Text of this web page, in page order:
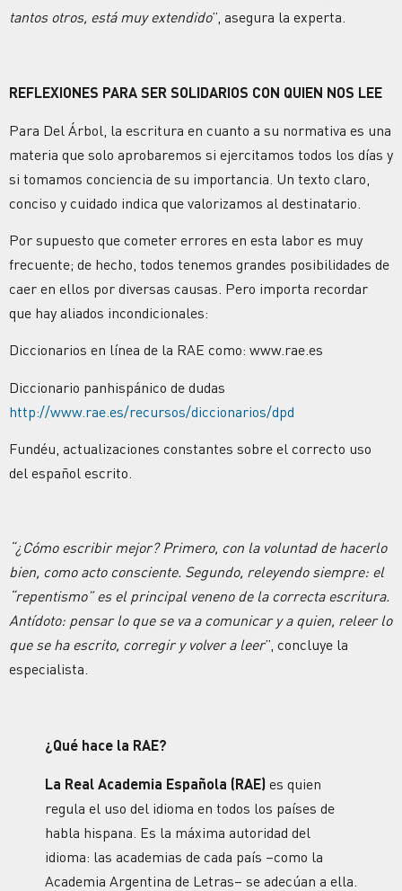
tantos otros, está muy extendido”, asegura la experta.
REFLEXIONES PARA SER SOLIDARIOS CON QUIEN NOS LEE
Para Del Árbol, la escritura en cuanto a su normativa es una
materia que solo aprobaremos si ejercitamos todos los días y
si tomamos conciencia de su importancia. Un texto claro,
conciso y cuidado indica que valorizamos al destinatario.
Por supuesto que cometer errores en esta labor es muy
frecuente; de hecho, todos tenemos grandes posibilidades de
caer en ellos por diversas causas. Pero importa recordar
que hay aliados incondicionales:
Diccionarios en línea de la RAE como: www.rae.es
Diccionario panhispánico de dudas
http://www.rae.es/recursos/diccionarios/dpd
Fundéu, actualizaciones constantes sobre el correcto uso
del español escrito.
“¿Cómo escribir mejor? Primero, con la voluntad de hacerlo
bien, como acto consciente. Segundo, releyendo siempre: el
“repentismo” es el principal veneno de la correcta escritura.
Antídoto: pensar lo que se va a comunicar y a quien, releer lo
que se ha escrito, corregir y volver a leer”, concluye la
especialista.
¿Qué hace la RAE?
La Real Academia Española (RAE) es quien
regula el uso del idioma en todos los países de
habla hispana. Es la máxima autoridad del
idioma: las academias de cada país –como la
Academia Argentina de Letras– se adecúan a ella.